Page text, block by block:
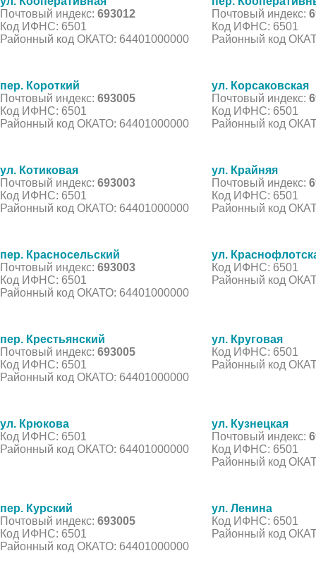
Почтовый индекс: 693012
Код ИФНС: 6501
Районный код ОКАТО: 64401000000
Почтовый индекс:
Код ИФНС: 6501
Районный код
пер. Короткий
Почтовый индекс: 693005
Код ИФНС: 6501
Районный код ОКАТО: 64401000000
ул. Корсаковская
Почтовый индекс:
Код ИФНС: 6501
Районный код
ул. Котиковая
Почтовый индекс: 693003
Код ИФНС: 6501
Районный код ОКАТО: 64401000000
ул. Крайняя
Почтовый индекс:
Код ИФНС: 6501
Районный код
пер. Красносельский
Почтовый индекс: 693003
Код ИФНС: 6501
Районный код ОКАТО: 64401000000
ул.
Код ИФНС: 6501
Районный код
пер. Крестьянский
Почтовый индекс: 693005
Код ИФНС: 6501
Районный код ОКАТО: 64401000000
ул. Круговая
Код ИФНС: 6501
Районный код
ул. Крюкова
Код ИФНС: 6501
Районный код ОКАТО: 64401000000
ул. Кузнецкая
Почтовый индекс:
Код ИФНС: 6501
Районный код
пер. Курский
Почтовый индекс: 693005
Код ИФНС: 6501
Районный код ОКАТО: 64401000000
ул. Ленина
Код ИФНС: 6501
Районный код